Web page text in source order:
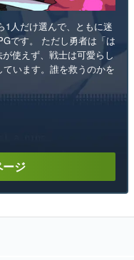
1人だけ選んで、ともに迷
です。 ただし勇者は「は
使えず、戦士は可愛らし
います。誰を救うのかを
ジ